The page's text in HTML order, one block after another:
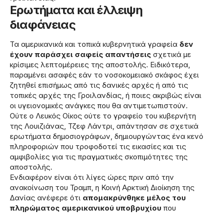
Ερωτήματα και έλλειψη
διαφάνειας
Τα αμερικανικά και τοπικά κυβερνητικά γραφεία δεν
έχουν παράσχει σαφείς απαντήσεις σχετικά με
κρίσιμες λεπτομέρειες της αποστολής. Ειδικότερα,
παραμένει ασαφές εάν το νοσοκομειακό σκάφος έχει
ζητηθεί επισήμως από τις δανικές αρχές ή από τις
τοπικές αρχές της Γροιλανδίας, ή ποιες ακριβώς είναι
οι υγειονομικές ανάγκες που θα αντιμετωπιστούν.
Ούτε ο Λευκός Οίκος ούτε το γραφείο του κυβερνήτη
της Λουιζιάνας, Τζεφ Λάντρι, απάντησαν σε σχετικά
ερωτήματα δημοσιογράφων, δημιουργώντας ένα κενό
πληροφοριών που τροφοδοτεί τις εικασίες και τις
αμφιβολίες για τις πραγματικές σκοπιμότητες της
αποστολής.
Ενδιαφέρον είναι ότι λίγες ώρες πριν από την
ανακοίνωση του Τραμπ, η Κοινή Αρκτική Διοίκηση της
Δανίας ανέφερε ότι απομακρύνθηκε μέλος του
πληρώματος αμερικανικού υποβρυχίου που